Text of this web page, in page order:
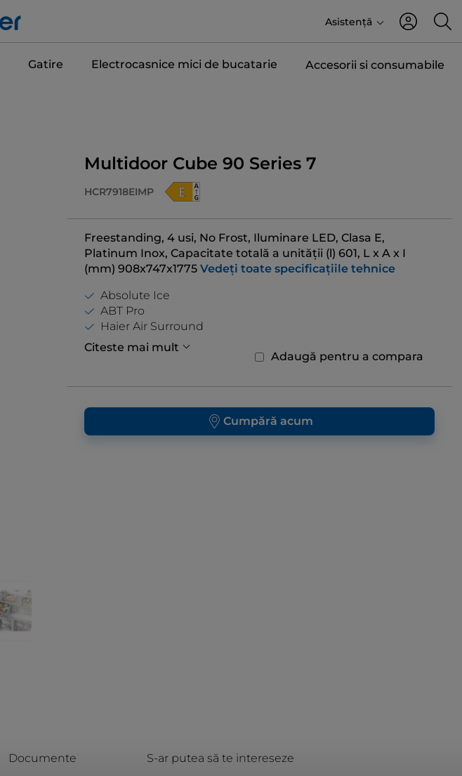
Asistență
Gatire Electrocasnice mici de bucatarie Accesorii si consumabile
Multidoor Cube 90 Series 7
HCR7918EIMP
Freestanding, 4 usi, No Frost, Iluminare LED, Clasa E,
Platinum Inox, Capacitate totală a unității (l) 601, L x A x I
(mm) 908x747x1775 Vedeți toate specificațiile tehnice
Adaugă pentru a compara
Absolute Ice
ABT Pro
Haier Air Surround
Citeste mai mult
Cumpără acum
Documente S-ar putea să te intereseze